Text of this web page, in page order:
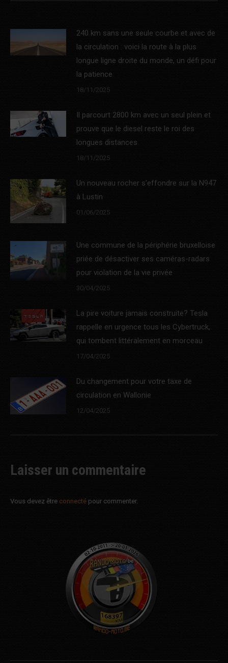
240 km sans une seule courbe et avec de
la circulation : voici la route à la plus
longue ligne droite du monde, un défi pour
la patience
18/11/2025
Il parcourt 2800 km avec un seul plein et
prouve que le diesel reste le roi des
longues distances
18/11/2025
Un nouveau rocher s’effondre sur la N947
à Lustin
01/06/2025
Une commune de la périphérie bruxelloise
priée de désactiver ses caméras-radars
pour violation de la vie privée
30/04/2025
La pire voiture jamais construite? Tesla
rappelle en urgence tous les Cybertruck,
qui tombent littéralement en morceau
17/04/2025
Du changement pour votre taxe de
circulation en Wallonie
12/04/2025
Laisser un commentaire
Vous devez être connecté pour commenter.